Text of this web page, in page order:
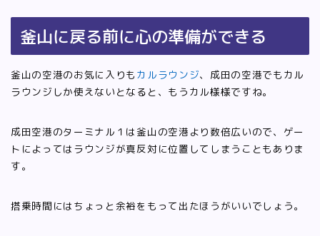
釜山に戻る前に心の準備ができる
釜山の空港のお気に入りも カルラウンジ、成田の空港でもカル
ラウンジしか使えないとなると、もうカル様様ですね。
成田空港のターミナル１は釜山の空港より数倍広いので、ゲー
トによってはラウンジが真反対に位置してしまうこともありま
す。
搭乗時間にはちょっと余裕をもって出たほうがいいでしょう。